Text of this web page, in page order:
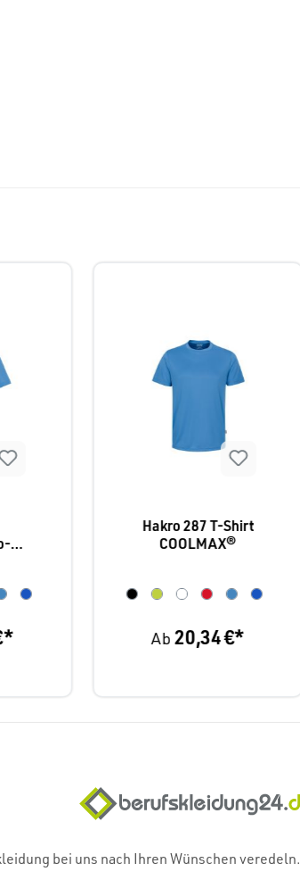
Hakro 287 T-Shirt
COOLMAX®
Ab20,34 €*
bei uns nach Ihren Wünschen veredeln.